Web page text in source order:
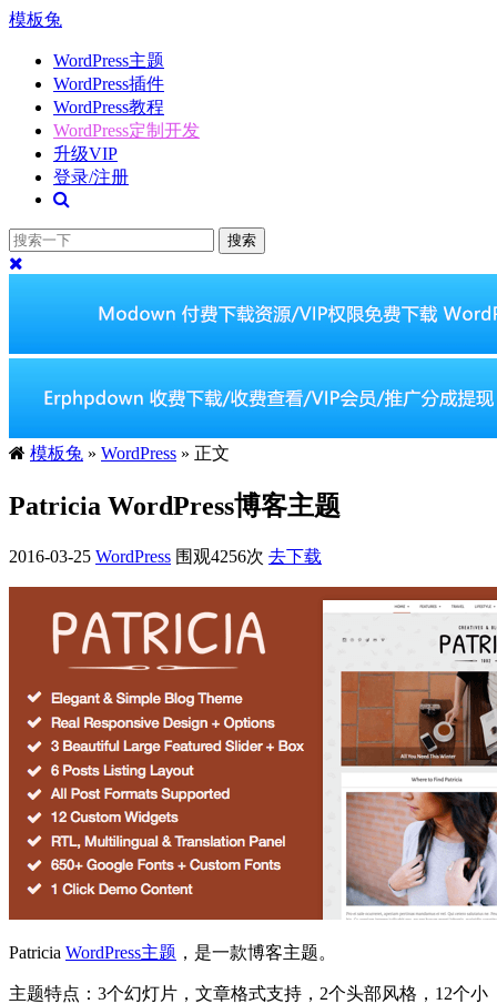
模板兔
WordPress主题
WordPress插件
WordPress教程
WordPress定制开发
升级VIP
登录/注册
搜索
模板兔 » WordPress » 正文
Patricia WordPress博客主题
2016-03-25 WordPress 围观4256次 去下载
Patricia WordPress主题 ，是一款博客主题。
主题特点：3个幻灯片，文章格式支持，2个头部风格，12个小